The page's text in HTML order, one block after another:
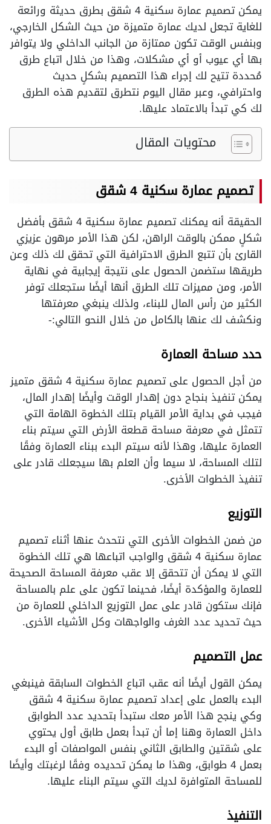
يمكن تصميم عمارة سكنية 4 شقق بطرق حديثة ورائعة
للغاية تجعل لديك عمارة متميزة من حيث الشكل الخارجي،
وبنفس الوقت تكون ممتازة من الجانب الداخلي ولا يتوافر
بها أي عيوب أو أي مشكلات، وهذا من خلال اتباع طرق
مُحددة تتيح لك إجراء هذا التصميم بشكلٍ حديث
واحترافي، وعبر مقال اليوم نتطرق لتقديم هذه الطرق
لك كي تبدأ بالاعتماد عليها.
محتويات المقال
تصميم عمارة سكنية 4 شقق
الحقيقة أنه يمكنك تصميم عمارة سكنية 4 شقق بأفضل
شكلٍ ممكن بالوقت الراهن، لكن هذا الأمر مرهون عزيزي
القارئ بأن تتبع الطرق الاحترافية التي تحقق لك ذلك وعن
طريقها ستضمن الحصول على نتيجة إيجابية في نهاية
الأمر، ومن مميزات تلك الطرق أنها أيضًا ستجعلك توفر
الكثير من رأس المال للبناء، ولذلك ينبغي معرفتها
ونكشف لك عنها بالكامل من خلال النحو التالي:-
حدد مساحة العمارة
من أجل الحصول على تصميم عمارة سكنية 4 شقق متميز
يمكن تنفيذ بنجاح دون إهدار الوقت وأيضًا إهدار المال،
فيجب في بداية الأمر القيام بتلك الخطوة الهامة التي
تتمثل في معرفة مساحة قطعة الأرض التي سيتم بناء
العمارة عليها، وهذا لأنه سيتم البدء ببناء العمارة وفقًا
لتلك المساحة، لا سيما وأن العلم بها سيجعلك قادر على
تنفيذ الخطوات الأخرى.
التوزيع
من ضمن الخطوات الأخرى التي نتحدث عنها أثناء تصميم
عمارة سكنية 4 شقق والواجب اتباعها هي تلك الخطوة
التي لا يمكن أن تتحقق إلا عقب معرفة المساحة الصحيحة
للعمارة والمؤكدة أيضًا، فحينما تكون على علم بالمساحة
فإنك ستكون قادر على عمل التوزيع الداخلي للعمارة من
حيث تحديد عدد الغرف والواجهات وكل الأشياء الأخرى.
عمل التصميم
يمكن القول أيضًا أنه عقب اتباع الخطوات السابقة فينبغي
البدء بالعمل على إعداد تصميم عمارة سكنية 4 شقق
وكي ينجح هذا الأمر معك ستبدأ بتحديد عدد الطوابق
داخل العمارة وهنا إما أن تبدأ بعمل طابق أول يحتوي
على شقتين والطابق الثاني بنفس المواصفات أو البدء
بعمل 4 طوابق، وهذا ما يمكن تحديده وفقًا لرغبتك وأيضًا
للمساحة المتوافرة لديك التي سيتم البناء عليها.
التنفيذ